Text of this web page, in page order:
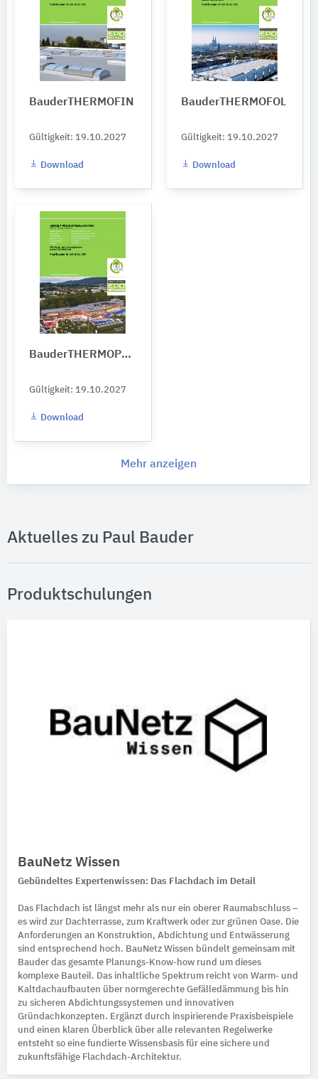
BauderTHERMOFIN
Gültigkeit: 19.10.2027
Download
BauderTHERMOFOL
Gültigkeit: 19.10.2027
Download
BauderTHERMOPLAN
Gültigkeit: 19.10.2027
Download
Mehr anzeigen
Aktuelles zu Paul Bauder
Produktschulungen
BauNetz Wissen
Gebündeltes Expertenwissen: Das Flachdach im Detail
Das Flachdach ist längst mehr als nur ein oberer Raumabschluss –
es wird zur Dachterrasse, zum Kraftwerk oder zur grünen Oase. Die
Anforderungen an Konstruktion, Abdichtung und Entwässerung
sind entsprechend hoch. BauNetz Wissen bündelt gemeinsam mit
Bauder das gesamte Planungs-Know-how rund um dieses
komplexe Bauteil. Das inhaltliche Spektrum reicht von Warm- und
Kaltdachaufbauten über normgerechte Gefälledämmung bis hin
zu sicheren Abdichtungssystemen und innovativen
Gründachkonzepten. Ergänzt durch inspirierende Praxisbeispiele
und einen klaren Überblick über alle relevanten Regelwerke
entsteht so eine fundierte Wissensbasis für eine sichere und
zukunftsfähige Flachdach-Architektur.